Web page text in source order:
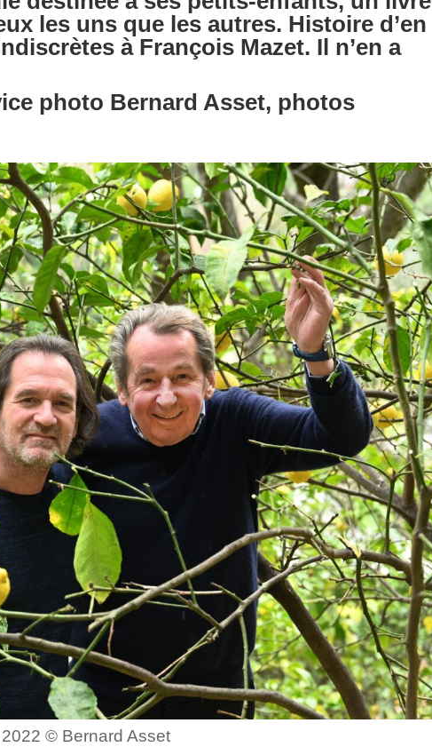
les uns que les autres. Histoire d’en
à François Mazet. Il n’en a
photo Bernard Asset, photos
© Bernard Asset